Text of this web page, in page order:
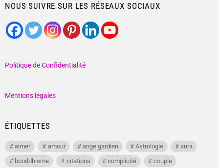
NOUS SUIVRE SUR LES RÉSEAUX SOCIAUX
Politique de Confidentialité
Mentions légales
ÉTIQUETTES
aimer amour ange gardien Astrologie
aura
bouddhisme
citations complicité
couple